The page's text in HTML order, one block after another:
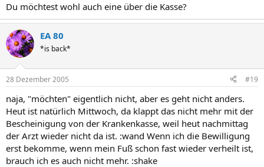
Du möchtest wohl auch eine über die Kasse?
EA 80
*is back*
28 Dezember 2005 #19
naja, "möchten" eigentlich nicht, aber es geht nicht anders.
Heut ist natürlich Mittwoch, da klappt das nicht mehr mit der
Bescheinigung von der Krankenkasse, weil heut nachmittag
der Arzt wieder nicht da ist. :wand Wenn ich die Bewilligung
erst bekomme, wenn mein Fuß schon fast wieder verheilt ist,
brauch ich es auch nicht mehr. :shake